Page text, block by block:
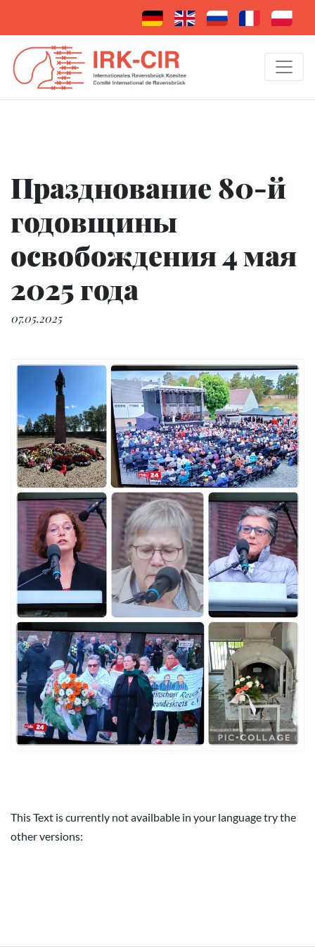
Празднование 80-й
годовщины
освобождения 4 мая
2025 года
07.05.2025
This Text is currently not availbable in your language try the
other versions: